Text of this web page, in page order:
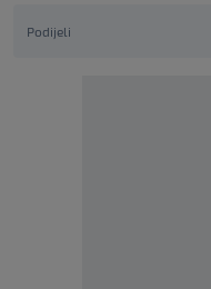
Podijeli